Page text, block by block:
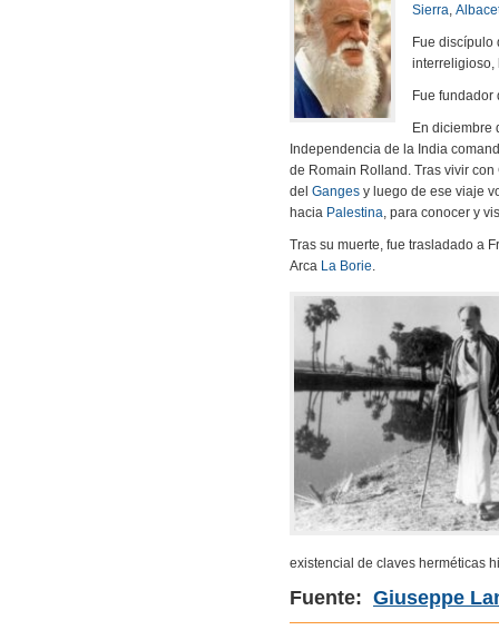
Sierra,
Fue discípulo
interreligioso,
Fue
En diciembre
Independencia de la India
de Romain Rolland. Tras vivir
del Ganges y luego de ese viaje
hacia Palestina, para conocer y
Tras su muerte, fue trasladado a
Arca La Borie.
existencial de claves herméticas
Fuente: Giuseppe